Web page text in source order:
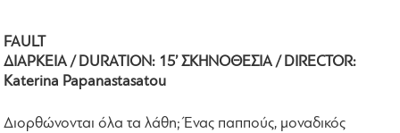
FAULT
ΔΙΑΡΚΕΙΑ / DURATION: 15’ ΣΚΗΝΟΘΕΣΙΑ / DIRECTOR:
Katerina Papanastasatou
Διορθώνονται όλα τα λάθη; Ένας παππούς, μοναδικός